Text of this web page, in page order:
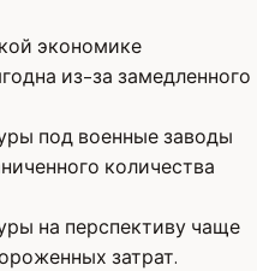
экономике
из-за замедленного
под военные заводы
количества
на перспективу чаще
затрат.